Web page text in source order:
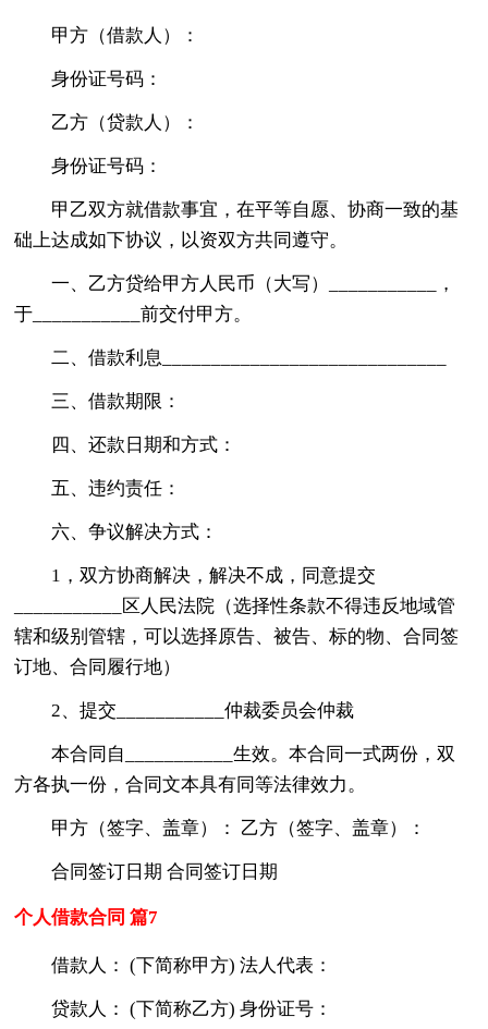
甲方（借款人）：
身份证号码：
乙方（贷款人）：
身份证号码：
甲乙双方就借款事宜，在平等自愿、协商一致的基
础上达成如下协议，以资双方共同遵守。
一、乙方贷给甲方人民币（大写）___________，
于___________前交付甲方。
二、借款利息_____________________________
三、借款期限：
四、还款日期和方式：
五、违约责任：
六、争议解决方式：
1，双方协商解决，解决不成，同意提交
___________区人民法院（选择性条款不得违反地域管
辖和级别管辖，可以选择原告、被告、标的物、合同签
订地、合同履行地）
2、提交___________仲裁委员会仲裁
本合同自___________生效。本合同一式两份，双
方各执一份，合同文本具有同等法律效力。
甲方（签字、盖章）： 乙方（签字、盖章）：
合同签订日期 合同签订日期
个人借款合同 篇7
借款人： (下简称甲方) 法人代表：
贷款人： (下简称乙方) 身份证号：